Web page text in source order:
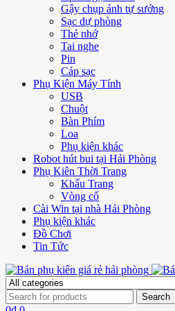
Gậy chụp ảnh tự sướng
Sạc dự phòng
Thẻ nhớ
Tai nghe
Pin
Cáp sạc
Phụ Kiện Máy Tính
USB
Chuột
Bàn Phím
Loa
Phụ kiện khác
Robot hút bui tại Hải Phòng
Phụ Kiên Thời Trang
Khẩu Trang
Vòng cổ
Cài Win tại nhà Hải Phòng
Phụ kiện khác
Đồ Chơi
Tin Tức